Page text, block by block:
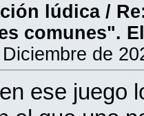
lúdica/
comunes".
de
ese juego